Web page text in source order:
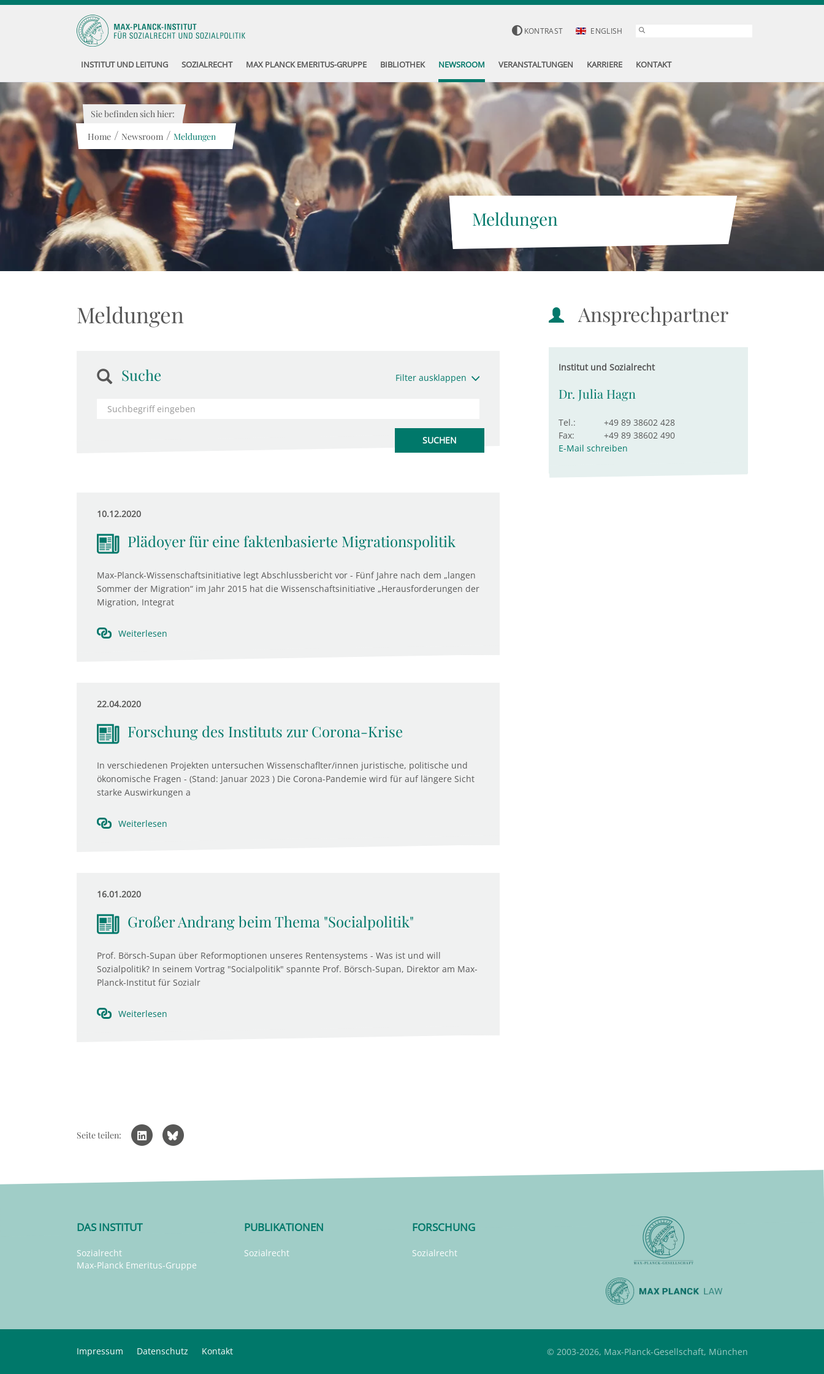
KONTRAST ENGLISH
INSTITUT UND LEITUNG SOZIALRECHT MAX PLANCK EMERITUS-GRUPPE BIBLIOTHEK NEWSROOM VERANSTALTUNGEN KARRIERE KONTAKT
Meldungen
Sie befinden sich hier:
Home / Newsroom / Meldungen
Meldungen
Suche Filter ausklappen
10.12.2020
Plädoyer für eine faktenbasierte Migrationspolitik
Max-Planck-Wissenschaftsinitiative legt Abschlussbericht vor - Fünf Jahre nach dem „langen
Sommer der Migration“ im Jahr 2015 hat die Wissenschaftsinitiative „Herausforderungen der
Migration, Integrat
Weiterlesen
22.04.2020
Forschung des Instituts zur Corona-Krise
In verschiedenen Projekten untersuchen Wissenschaflter/innen juristische, politische und
ökonomische Fragen - (Stand: Januar 2023 ) Die Corona-Pandemie wird für auf längere Sicht
starke Auswirkungen a
Weiterlesen
16.01.2020
Großer Andrang beim Thema "Socialpolitik"
Prof. Börsch-Supan über Reformoptionen unseres Rentensystems - Was ist und will
Sozialpolitik? In seinem Vortrag "Socialpolitik" spannte Prof. Börsch-Supan, Direktor am Max-
Planck-Institut für Sozialr
Weiterlesen
Ansprechpartner
Institut und Sozialrecht
Dr. Julia Hagn
Tel.:
+49 89 38602 428
Fax:
+49 89 38602 490
E-Mail schreiben
Seite teilen:
DAS INSTITUT
Sozialrecht
Max-Planck Emeritus-Gruppe
PUBLIKATIONEN
Sozialrecht
FORSCHUNG
Sozialrecht
Impressum Datenschutz Kontakt © 2003-2026, Max-Planck-Gesellschaft, München